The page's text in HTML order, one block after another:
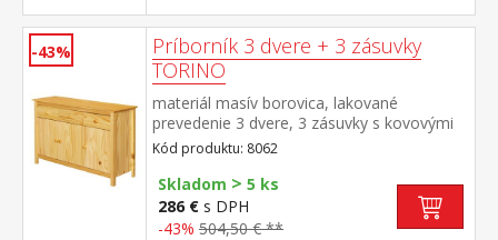
-43%
Príborník 3 dvere + 3 zásuvky
TORINO
materiál masív borovica, lakované
prevedenie 3 dvere, 3 zásuvky s kovovými
pojazdmi vhodný doplnok nadstavec
TORINO 8063
Kód produktu: 8062
Skladom > 5 ks
286 € s DPH
-43% 504,50 € **